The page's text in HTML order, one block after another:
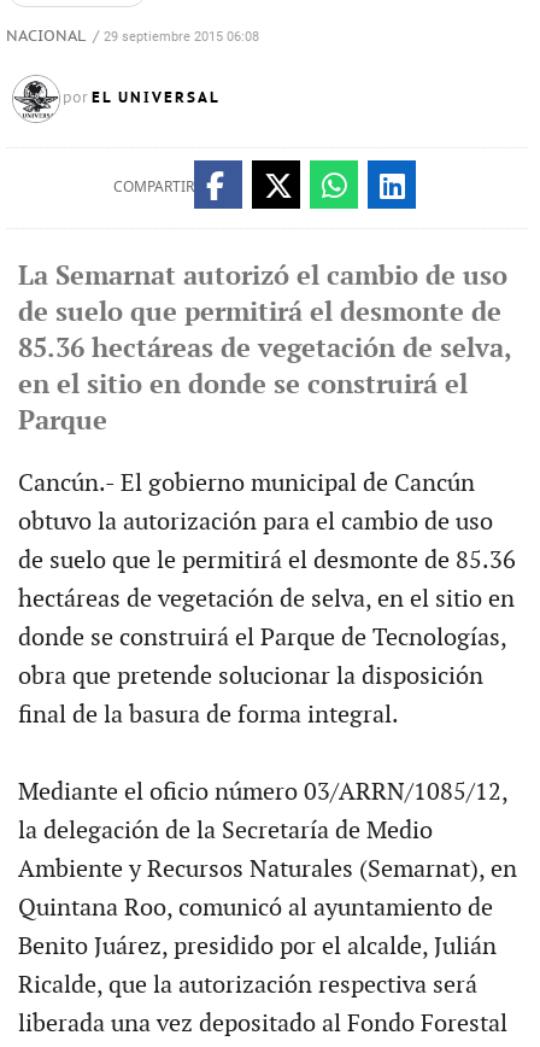
NACIONAL / 29 septiembre 2015 06:08
por EL UNIVERSAL
COMPARTIR
La Semarnat autorizó el cambio de uso
de suelo que permitirá el desmonte de
85.36 hectáreas de vegetación de selva,
en el sitio en donde se construirá el
Parque
Cancún.- El gobierno municipal de Cancún
obtuvo la autorización para el cambio de uso
de suelo que le permitirá el desmonte de 85.36
hectáreas de vegetación de selva, en el sitio en
donde se construirá el Parque de Tecnologías,
obra que pretende solucionar la disposición
final de la basura de forma integral.
Mediante el oficio número 03/ARRN/1085/12,
la delegación de la Secretaría de Medio
Ambiente y Recursos Naturales (Semarnat), en
Quintana Roo, comunicó al ayuntamiento de
Benito Juárez, presidido por el alcalde, Julián
Ricalde, que la autorización respectiva será
liberada una vez depositado al Fondo Forestal